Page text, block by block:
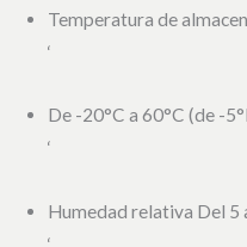
Temperatura de
‘
De -20°C a 60°C (de -
‘
Humedad relativa Del 5